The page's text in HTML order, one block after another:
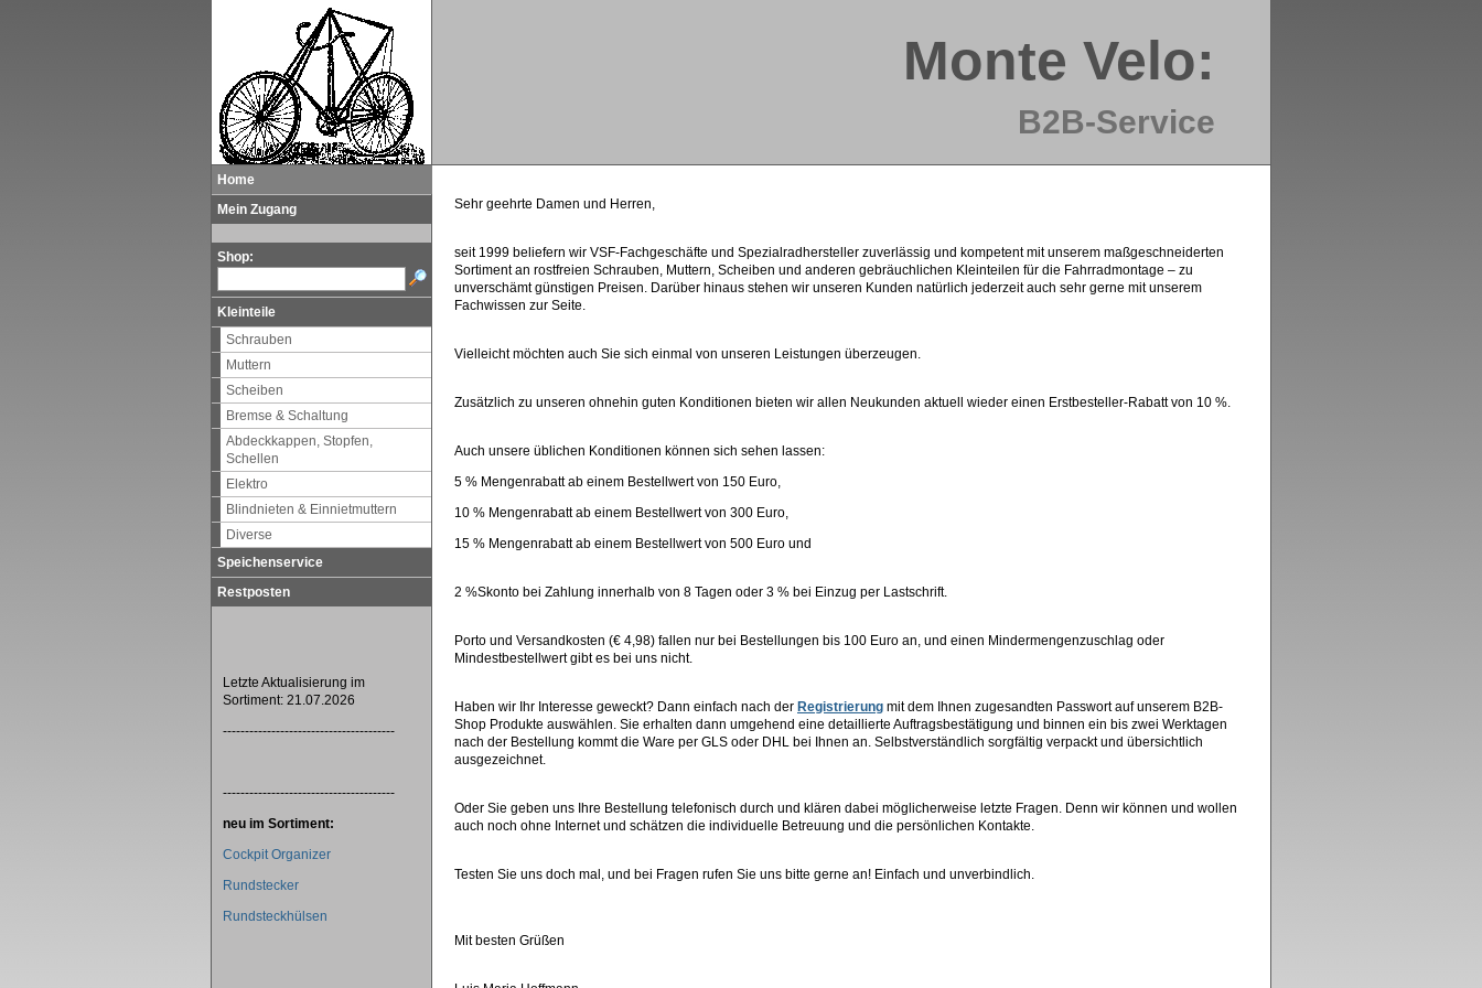
Monte Velo:
B2B-Service
Home
Mein Zugang
Shop:
Kleinteile
Schrauben
Muttern
Scheiben
Bremse & Schaltung
Abdeckkappen, Stopfen,
Schellen
Elektro
Blindnieten & Einnietmuttern
Diverse
Speichenservice
Restposten
Letzte Aktualisierung im
Sortiment: 21.07.2026
---------------------------------------
---------------------------------------
neu im Sortiment:
Cockpit Organizer
Rundstecker
Rundsteckhülsen
Sehr geehrte Damen und Herren,
seit 1999 beliefern wir VSF-Fachgeschäfte und Spezialradhersteller zuverlässig und kompetent mit unserem maßgeschneiderten
Sortiment an rostfreien Schrauben, Muttern, Scheiben und anderen gebräuchlichen Kleinteilen für die Fahrradmontage – zu
unverschämt günstigen Preisen. Darüber hinaus stehen wir unseren Kunden natürlich jederzeit auch sehr gerne mit unserem
Fachwissen zur Seite.
Vielleicht möchten auch Sie sich einmal von unseren Leistungen überzeugen.
Zusätzlich zu unseren ohnehin guten Konditionen bieten wir allen Neukunden aktuell wieder einen Erstbesteller-Rabatt von 10 %.
Auch unsere üblichen Konditionen können sich sehen lassen:
5 % Mengenrabatt ab einem Bestellwert von 150 Euro,
10 % Mengenrabatt ab einem Bestellwert von 300 Euro,
15 % Mengenrabatt ab einem Bestellwert von 500 Euro und
2 %Skonto bei Zahlung innerhalb von 8 Tagen oder 3 % bei Einzug per Lastschrift.
Porto und Versandkosten (€ 4,98) fallen nur bei Bestellungen bis 100 Euro an, und einen Mindermengenzuschlag oder
Mindestbestellwert gibt es bei uns nicht.
Haben wir Ihr Interesse geweckt? Dann einfach nach der Registrierung mit dem Ihnen zugesandten Passwort auf unserem B2B-
Shop Produkte auswählen. Sie erhalten dann umgehend eine detaillierte Auftragsbestätigung und binnen ein bis zwei Werktagen
nach der Bestellung kommt die Ware per GLS oder DHL bei Ihnen an. Selbstverständlich sorgfältig verpackt und übersichtlich
ausgezeichnet.
Oder Sie geben uns Ihre Bestellung telefonisch durch und klären dabei möglicherweise letzte Fragen. Denn wir können und wollen
auch noch ohne Internet und schätzen die individuelle Betreuung und die persönlichen Kontakte.
Testen Sie uns doch mal, und bei Fragen rufen Sie uns bitte gerne an! Einfach und unverbindlich.
Mit besten Grüßen